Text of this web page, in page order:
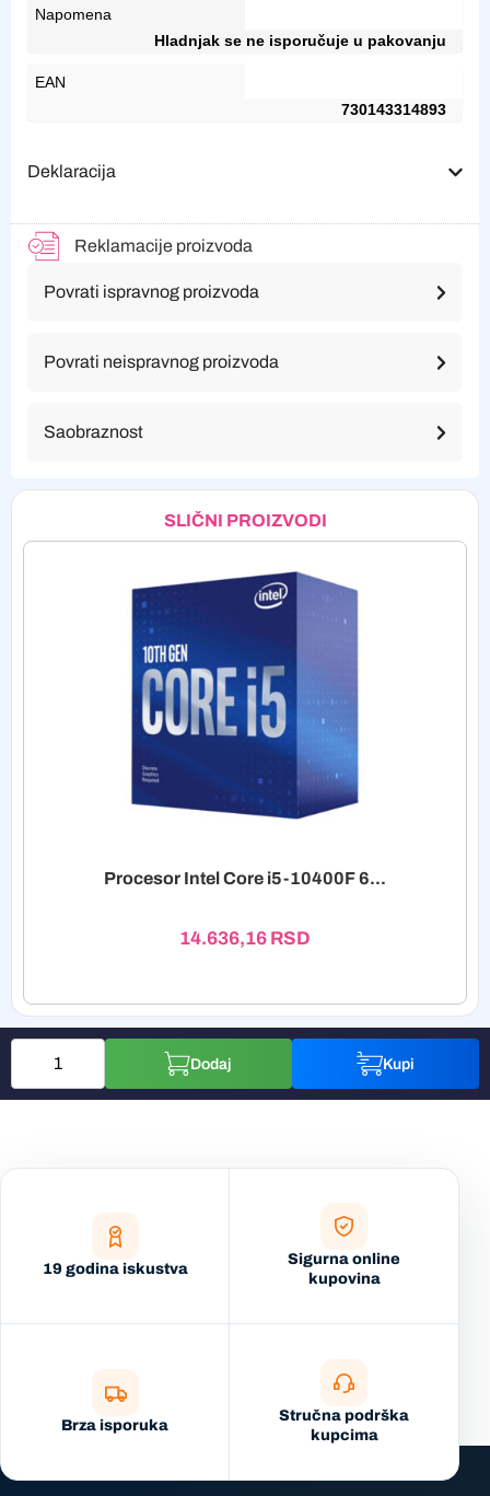
Napomena
Hladnjak se ne isporučuje u pakovanju
EAN
730143314893
Deklaracija
Reklamacije proizvoda
Povrati ispravnog proizvoda
Povrati neispravnog proizvoda
Saobraznost
SLIČNI PROIZVODI
Procesor Intel Core i5-10400F 6...
14.636,16 RSD
Dodaj Kupi
19 godina iskustva
Sigurna online
kupovina
Brza isporuka
Stručna podrška
kupcima